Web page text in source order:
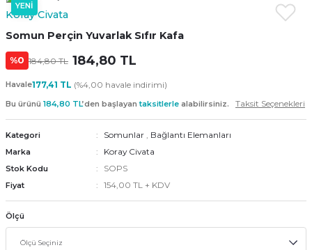
YENİ
Koray Civata
Somun Perçin Yuvarlak Sıfır Kafa
%0 184,80 TL 184,80 TL
Havale177,41 TL (%4,00 havale indirimi)
Bu ürünü 184,80 TL’den başlayantaksitlerle alabilirsiniz. Taksit Seçenekleri
Kategori Somunlar , Bağlantı Elemanları
Marka Koray Civata
Stok Kodu SOPS
Fiyat 154,00 TL + KDV
Ölçü